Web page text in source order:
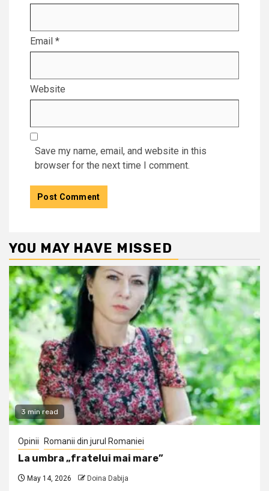
Email *
Website
Save my name, email, and website in this
browser for the next time I comment.
YOU MAY HAVE MISSED
3 min read
Opinii Romanii din jurul Romaniei
La umbra „fratelui mai mare”
May 14, 2026 Doina Dabija